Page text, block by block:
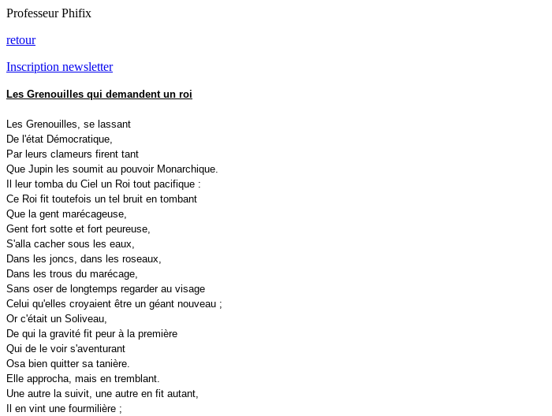
Professeur Phifix
retour
Inscription newsletter
Les Grenouilles qui demandent un roi
Les Grenouilles, se lassant
De l'état Démocratique,
Par leurs clameurs firent tant
Que Jupin les soumit au pouvoir Monarchique.
Il leur tomba du Ciel un Roi tout pacifique :
Ce Roi fit toutefois un tel bruit en tombant
Que la gent marécageuse,
Gent fort sotte et fort peureuse,
S'alla cacher sous les eaux,
Dans les joncs, dans les roseaux,
Dans les trous du marécage,
Sans oser de longtemps regarder au visage
Celui qu'elles croyaient être un géant nouveau ;
Or c'était un Soliveau,
De qui la gravité fit peur à la première
Qui de le voir s'aventurant
Osa bien quitter sa tanière.
Elle approcha, mais en tremblant.
Une autre la suivit, une autre en fit autant,
Il en vint une fourmilière ;